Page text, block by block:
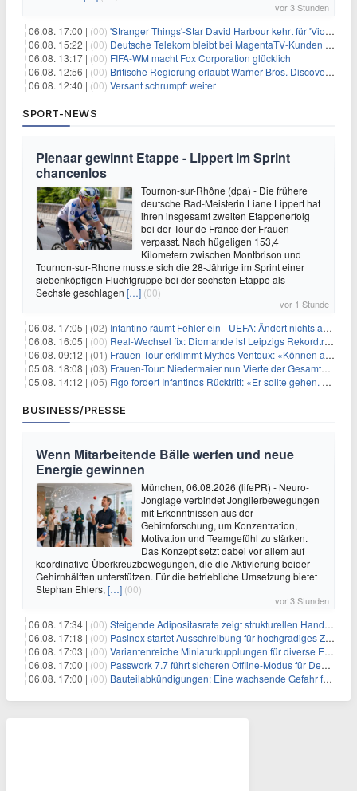
vor 3 Stunden
06.08. 17:00 | (00) 'Stranger Things'-Star David Harbour kehrt für 'Violent Night 2' zurück – Kristen Bell stößt zur Besetzung
06.08. 15:22 | (00) Deutsche Telekom bleibt bei MagentaTV-Kunden vage
06.08. 13:17 | (00) FIFA-WM macht Fox Corporation glücklich
06.08. 12:56 | (00) Britische Regierung erlaubt Warner Bros. Discovery-Übernahme
06.08. 12:40 | (00) Versant schrumpft weiter
SPORT-NEWS
Pienaar gewinnt Etappe - Lippert im Sprint
chancenlos
Tournon-sur-Rhône (dpa) - Die frühere
deutsche Rad-Meisterin Liane Lippert hat
ihren insgesamt zweiten Etappenerfolg
bei der Tour de France der Frauen
verpasst. Nach hügeligen 153,4
Kilometern zwischen Montbrison und
Tournon-sur-Rhone musste sich die 28-Jährige im Sprint einer
siebenköpfigen Fluchtgruppe bei der sechsten Etappe als
Sechste geschlagen […] (00)
vor 1 Stunde
06.08. 17:05 | (02) Infantino räumt Fehler ein - UEFA: Ändert nichts an Boykott
06.08. 16:05 | (00) Real-Wechsel fix: Diomande ist Leipzigs Rekordtransfer
06.08. 09:12 | (01) Frauen-Tour erklimmt Mythos Ventoux: «Können alles schaffen»
05.08. 18:08 | (03) Frauen-Tour: Niedermaier nun Vierte der Gesamtwertung
05.08. 14:12 | (05) Figo fordert Infantinos Rücktritt: «Er sollte gehen. Jetzt»
BUSINESS/PRESSE
Wenn Mitarbeitende Bälle werfen und neue
Energie gewinnen
München, 06.08.2026 (lifePR) - Neuro-
Jonglage verbindet Jonglierbewegungen
mit Erkenntnissen aus der
Gehirnforschung, um Konzentration,
Motivation und Teamgefühl zu stärken.
Das Konzept setzt dabei vor allem auf
koordinative Überkreuzbewegungen, die die Aktivierung beider
Gehirnhälften unterstützen. Für die betriebliche Umsetzung bietet
Stephan Ehlers, […] (00)
vor 3 Stunden
06.08. 17:34 | (00) Steigende Adipositasrate zeigt strukturellen Handlungsbedarf bei der Ernährung schulpflichtiger Kinder
06.08. 17:18 | (00) Pasinex startet Ausschreibung für hochgradiges Zinksulfidkonzentrat mit Germanium- und Silbergehalten und stellt ein Betriebsupdate bereit
06.08. 17:03 | (00) Variantenreiche Miniaturkupplungen für diverse Einsatzbereiche
06.08. 17:00 | (00) Passwork 7.7 führt sicheren Offline-Modus für Desktop- und Mobile-Apps ein
06.08. 17:00 | (00) Bauteilabkündigungen: Eine wachsende Gefahr für industrielle Elektroniksysteme